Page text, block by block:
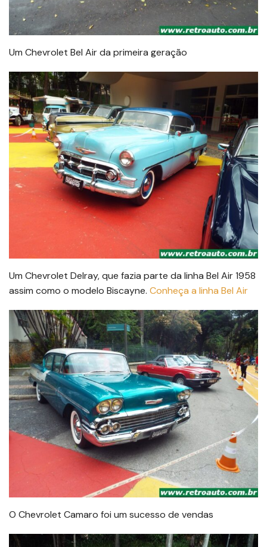
Um Chevrolet Bel Air da primeira geração
Um Chevrolet Delray, que fazia parte da linha Bel Air 1958
assim como o modelo Biscayne. Conheça a linha Bel Air
O Chevrolet Camaro foi um sucesso de vendas